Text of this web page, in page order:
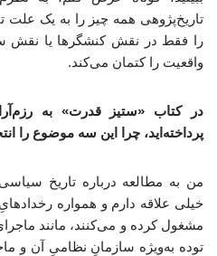
تاریخ‌پژوهی همه چیز را به یک علت
را فقط در نقش کنشگرها یا نقش
واقعیت را کتمان می‌کند.
در کتاب «ستیز قدرت» به
پرداخته‌اید، چرا این سه موضوع را
من به مطالعه درباره تاریخ
خیلی علاقه دارم و همواره
مشغول کرده و می‌کنند، مانند